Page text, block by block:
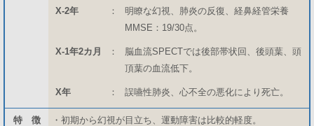
X-2年 ：
明瞭な幻視、肺炎の反復、経鼻経管栄養
MMSE：19/30点。
X-1年2カ月 ：
脳血流SPECTでは後部帯状回、後頭葉、頭
頂葉の血流低下。
X年 ： 誤嚥性肺炎、心不全の悪化により死亡。
特 徴
・初期から幻視が目立ち、運動障害は比較的軽度。